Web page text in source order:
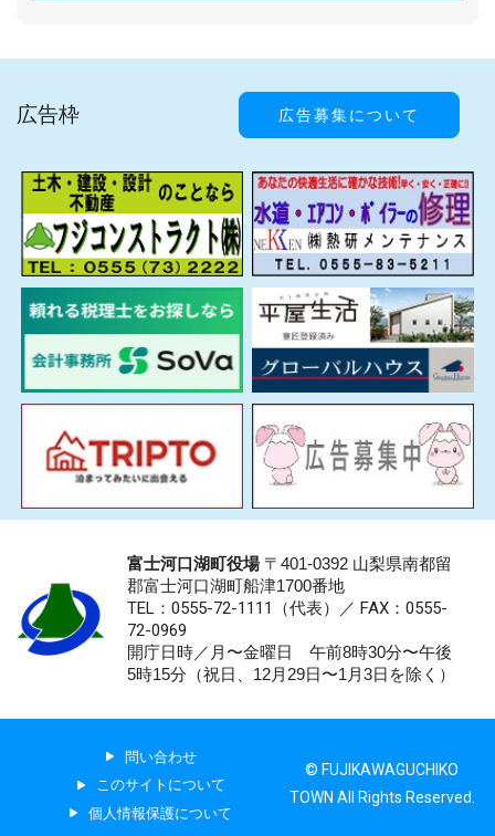
広告枠 広告募集について
富士河口湖町役場〒401-0392 山梨県南都留
郡富士河口湖町船津1700番地
TEL：0555-72-1111 （代表）／ FAX：0555-
72-0969
開庁日時／月〜金曜日 午前8時30分〜午後
5時15分（祝日、12月29日〜1月3日を除く）
問い合わせ
このサイトについて
個人情報保護について
© FUJIKAWAGUCHIKO
TOWN All Rights Reserved.